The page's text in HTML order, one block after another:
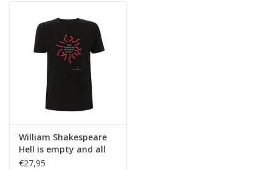
William Shakespeare
Hell is empty and all
the devils are here ♂
€27,95